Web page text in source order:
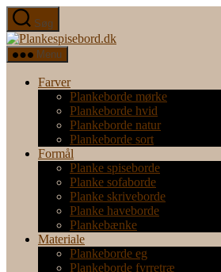
Spring
til
indholdet
Søg
Plankespisebord.dk
Menu
Farver
Plankeborde mørke
Plankeborde hvid
Plankeborde natur
Plankeborde sort
Formål
Planke spiseborde
Planke sofaborde
Planke skriveborde
Planke haveborde
Plankebænke
Materiale
Plankeborde eg
Plankeborde fyrretræ